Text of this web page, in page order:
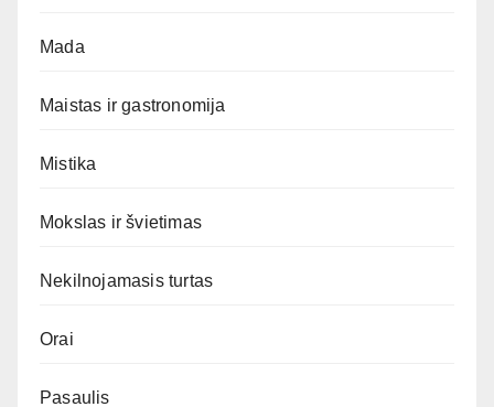
Mada
Maistas ir gastronomija
Mistika
Mokslas ir švietimas
Nekilnojamasis turtas
Orai
Pasaulis